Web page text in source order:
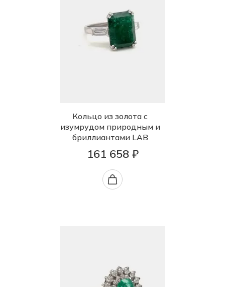
Кольцо из золота с
изумрудом природным и
бриллиантами LAB
161 658 ₽